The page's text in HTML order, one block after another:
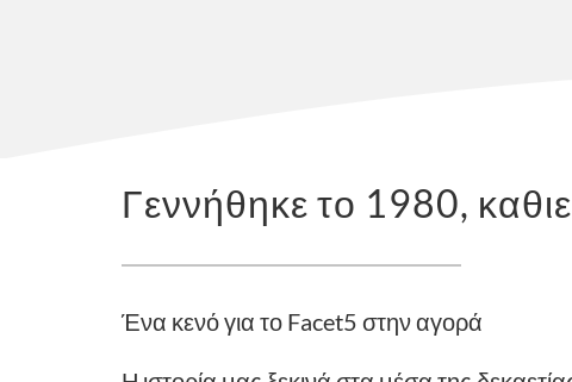
Γεννήθηκε το 1980,
Ένα κενό για το Facet5 στην αγορά